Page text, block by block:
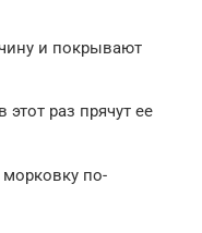
и покрывают
этот раз прячут ее
по-